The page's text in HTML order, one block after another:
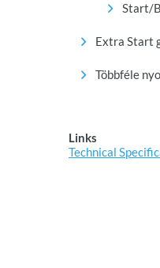
Start/
Extra Start
Többféle
Links
Technical